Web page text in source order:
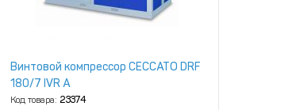
Винтовой компрессор CECCATO DRF
180/7 IVR A
Код товара:23374